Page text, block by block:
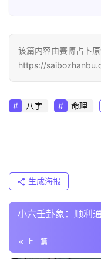
该篇内容由赛博占卜
https://
八字 命理
生成海报
小六壬卦象：顺利
上一篇